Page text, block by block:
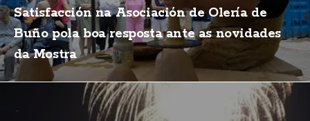
Satisfacción na Asociación de Olería de
Buño pola boa resposta ante as novidades
da Mostra